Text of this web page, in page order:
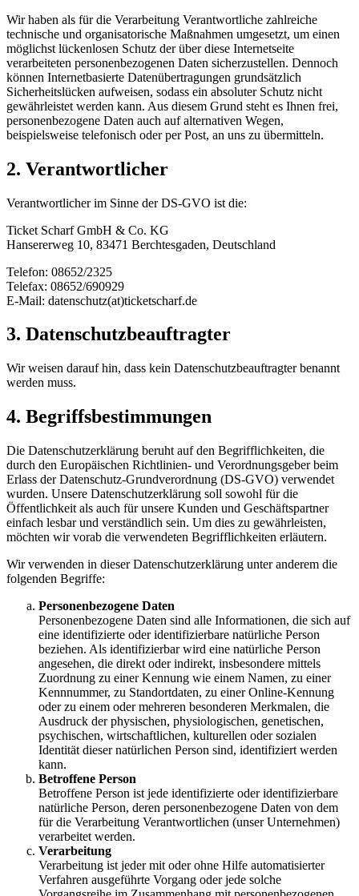
Wir haben als für die Verarbeitung Verantwortliche zahlreiche
technische und organisatorische Maßnahmen umgesetzt, um einen
möglichst lückenlosen Schutz der über diese Internetseite
verarbeiteten personenbezogenen Daten sicherzustellen. Dennoch
können Internetbasierte Datenübertragungen grundsätzlich
Sicherheitslücken aufweisen, sodass ein absoluter Schutz nicht
gewährleistet werden kann. Aus diesem Grund steht es Ihnen frei,
personenbezogene Daten auch auf alternativen Wegen,
beispielsweise telefonisch oder per Post, an uns zu übermitteln.
2. Verantwortlicher
Verantwortlicher im Sinne der DS-GVO ist die:
Ticket Scharf GmbH & Co. KG
Hansererweg 10, 83471 Berchtesgaden, Deutschland
Telefon: 08652/2325
Telefax: 08652/690929
E-Mail: datenschutz(at)ticketscharf.de
3. Datenschutzbeauftragter
Wir weisen darauf hin, dass kein Datenschutzbeauftragter benannt
werden muss.
4. Begriffsbestimmungen
Die Datenschutzerklärung beruht auf den Begrifflichkeiten, die
durch den Europäischen Richtlinien- und Verordnungsgeber beim
Erlass der Datenschutz-Grundverordnung (DS-GVO) verwendet
wurden. Unsere Datenschutzerklärung soll sowohl für die
Öffentlichkeit als auch für unsere Kunden und Geschäftspartner
einfach lesbar und verständlich sein. Um dies zu gewährleisten,
möchten wir vorab die verwendeten Begrifflichkeiten erläutern.
Wir verwenden in dieser Datenschutzerklärung unter anderem die
folgenden Begriffe:
Personenbezogene Daten
Personenbezogene Daten sind alle Informationen, die sich auf
eine identifizierte oder identifizierbare natürliche Person
beziehen. Als identifizierbar wird eine natürliche Person
angesehen, die direkt oder indirekt, insbesondere mittels
Zuordnung zu einer Kennung wie einem Namen, zu einer
Kennnummer, zu Standortdaten, zu einer Online-Kennung
oder zu einem oder mehreren besonderen Merkmalen, die
Ausdruck der physischen, physiologischen, genetischen,
psychischen, wirtschaftlichen, kulturellen oder sozialen
Identität dieser natürlichen Person sind, identifiziert werden
kann.
Betroffene Person
Betroffene Person ist jede identifizierte oder identifizierbare
natürliche Person, deren personenbezogene Daten von dem
für die Verarbeitung Verantwortlichen (unser Unternehmen)
verarbeitet werden.
Verarbeitung
Verarbeitung ist jeder mit oder ohne Hilfe automatisierter
Verfahren ausgeführte Vorgang oder jede solche